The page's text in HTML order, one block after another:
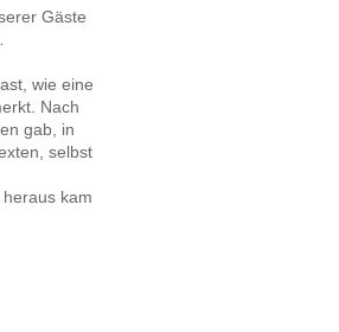
Gäste
wie eine
Nach
gab, in
selbst
kam